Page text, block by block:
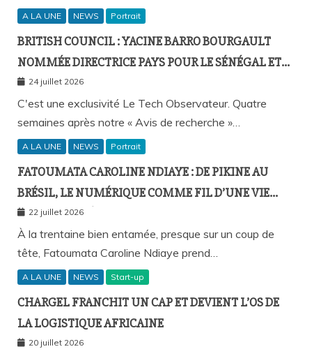
A LA UNE NEWS Portrait
BRITISH COUNCIL : YACINE BARRO BOURGAULT
NOMMÉE DIRECTRICE PAYS POUR LE SÉNÉGAL ET
L’AFRIQUE FRANCOPHONE
24 juillet 2026
C'est une exclusivité Le Tech Observateur. Quatre
semaines après notre « Avis de recherche »…
A LA UNE NEWS Portrait
FATOUMATA CAROLINE NDIAYE : DE PIKINE AU
BRÉSIL, LE NUMÉRIQUE COMME FIL D’UNE VIE
SANS FRONTIÈRES
22 juillet 2026
À la trentaine bien entamée, presque sur un coup de
tête, Fatoumata Caroline Ndiaye prend…
A LA UNE NEWS Start-up
CHARGEL FRANCHIT UN CAP ET DEVIENT L’OS DE
LA LOGISTIQUE AFRICAINE
20 juillet 2026